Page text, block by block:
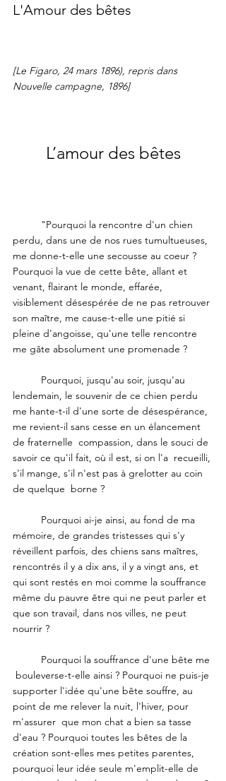
L'Amour des bêtes
[Le Figaro, 24 mars 1896), repris dans
Nouvelle campagne, 1896]
L’amour des bêtes
perdu, dans une de nos rues tumultueuses,
me donne-t-elle une secousse au coeur ?
Pourquoi la vue de cette bête, allant et
venant, flairant le monde, effarée,
visiblement désespérée de ne pas retrouver
son maître, me cause-t-elle une pitié si
pleine d'angoisse, qu'une telle rencontre
me gâte absolument une promenade ?
lendemain, le souvenir de ce chien perdu
me hante-t-il d'une sorte de désespérance,
me revient-il sans cesse en un élancement
de fraternelle  compassion, dans le souci de
savoir ce qu'il fait, où il est, si on l'a  recueilli,
s'il mange, s'il n'est pas à grelotter au coin
de quelque  borne ?
mémoire, de grandes tristesses qui s'y
réveillent parfois, des chiens sans maîtres,
rencontrés il y a dix ans, il y a vingt ans, et
qui sont restés en moi comme la souffrance
même du pauvre être qui ne peut parler et
que son travail, dans nos villes, ne peut
nourrir ?
bouleverse-t-elle ainsi ? Pourquoi ne puis-je
supporter l'idée qu'une bête souffre, au
point de me relever la nuit, l'hiver, pour
m'assurer  que mon chat a bien sa tasse
d'eau ? Pourquoi toutes les bêtes de la
création sont-elles mes petites parentes,
pourquoi leur idée seule m'emplit-elle de